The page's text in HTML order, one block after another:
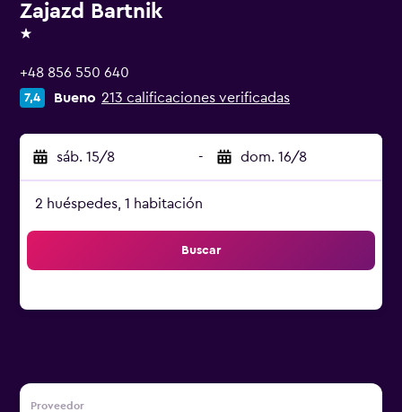
Zajazd Bartnik
1 estrella
+48 856 550 640
7,4 Bueno 213 calificaciones verificadas
sáb. 15/8 - dom. 16/8
2 huéspedes, 1 habitación
Buscar
Proveedor